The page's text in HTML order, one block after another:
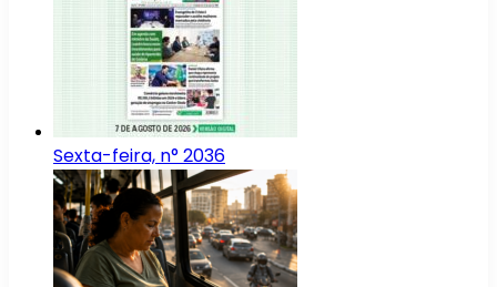
Sexta-feira, n° 2036